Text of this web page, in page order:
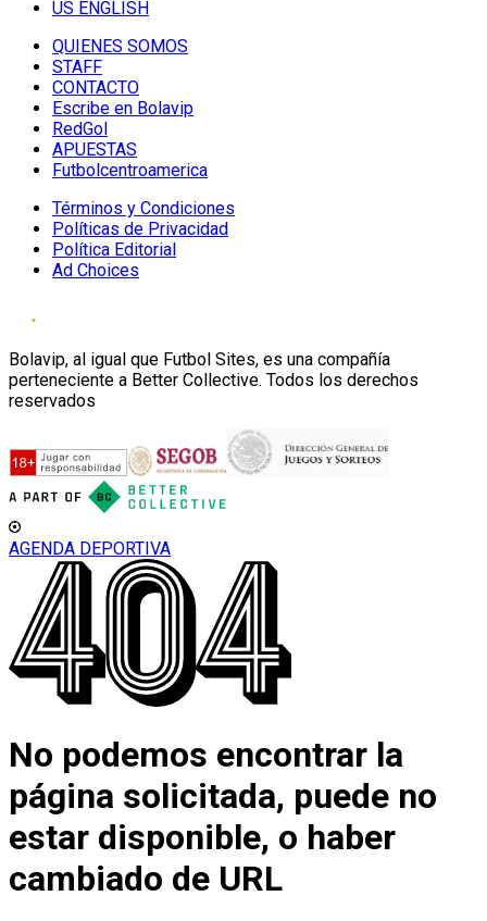
US ENGLISH
QUIENES SOMOS
STAFF
CONTACTO
Escribe en Bolavip
RedGol
APUESTAS
Futbolcentroamerica
Términos y Condiciones
Políticas de Privacidad
Política Editorial
Ad Choices
Bolavip, al igual que Futbol Sites, es una compañía
perteneciente a Better Collective. Todos los derechos
reservados
AGENDA DEPORTIVA
No podemos encontrar la
página solicitada, puede no
estar disponible, o haber
cambiado de URL